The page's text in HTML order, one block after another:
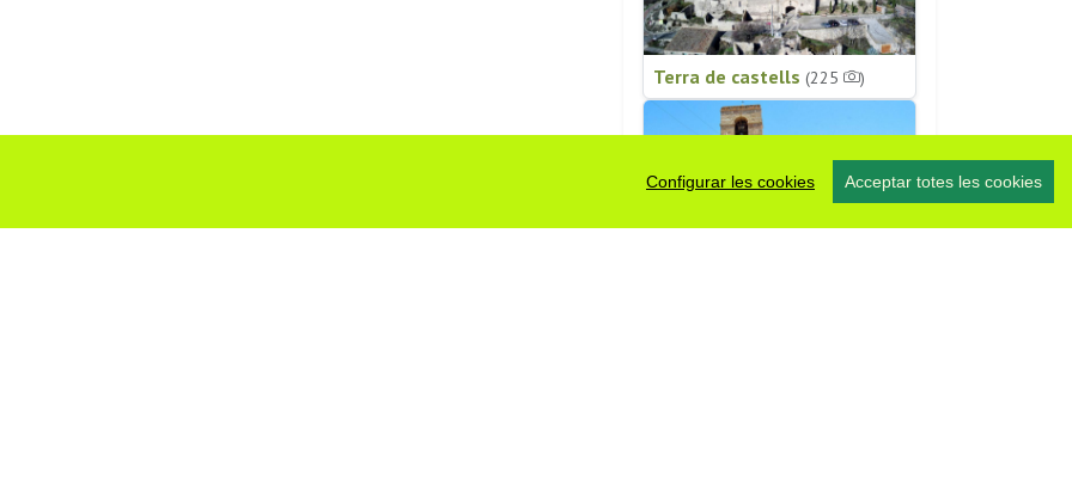
Configurar les cookies Acceptar totes les cookies
Terra de castells (225 )